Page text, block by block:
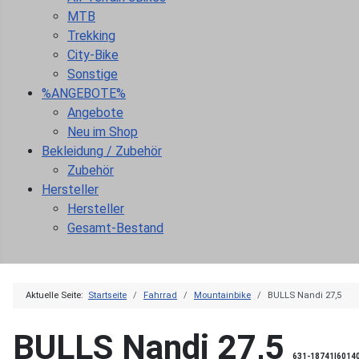
MTB
Trekking
City-Bike
Sonstige
%ANGEBOTE%
Angebote
Neu im Shop
Bekleidung / Zubehör
Zubehör
Hersteller
Hersteller
Gesamt-Bestand
Aktuelle Seite: Startseite Fahrrad Mountainbike BULLS Nandi 27,5
BULLS Nandi 27,5 631-